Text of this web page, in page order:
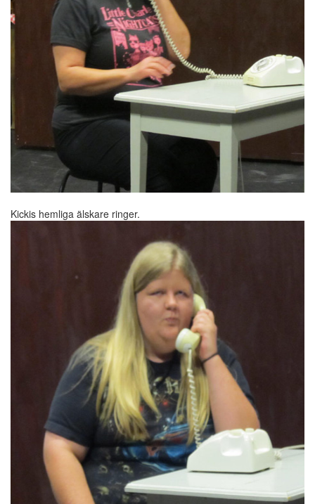
Kickis hemliga älskare ringer.